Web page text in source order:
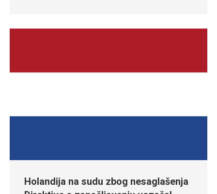
Holandija na sudu zbog nesaglašenja